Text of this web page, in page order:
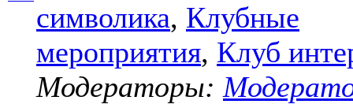
символика, Клубные
мероприятия, Клуб
Модераторы: